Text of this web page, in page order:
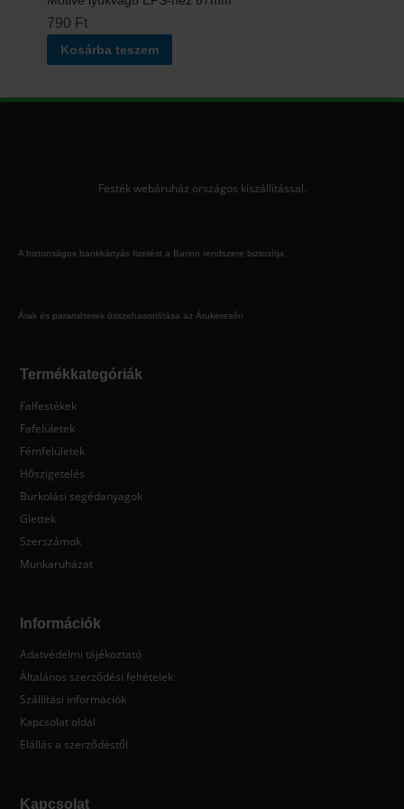
790 Ft
Kosárba teszem
Festék webáruház országos kiszállítással.
A biztonságos bankkártyás fizetést a Barion rendszere biztosítja.
Árak és paraméterek összehasonlítása az Árukeresőn
Termékkategóriák
Falfestékek
Fafelületek
Fémfelületek
Hőszigetelés
Burkolási segédanyagok
Glettek
Szerszámok
Munkaruházat
Információk
Adatvédelmi tájékoztató
Általános szerződési feltételek
Szállítási információk
Kapcsolat oldal
Elállás a szerződéstől
Kapcsolat